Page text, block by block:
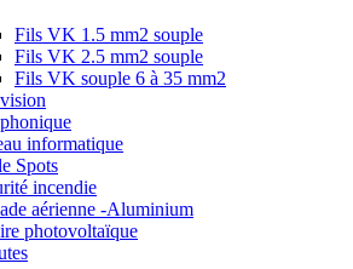
Fils VK 1.5 mm2 souple
Fils VK 2.5 mm2 souple
Fils VK souple 6 à 35 mm2
informatique
Spots
incendie
aérienne -Aluminium
photovoltaïque